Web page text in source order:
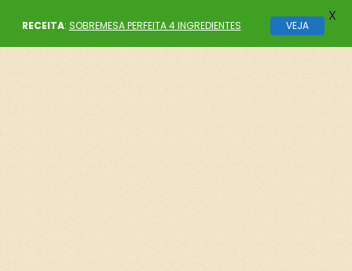
RECEITA: SOBREMESA PERFEITA 4 INGREDIENTES VEJA
X